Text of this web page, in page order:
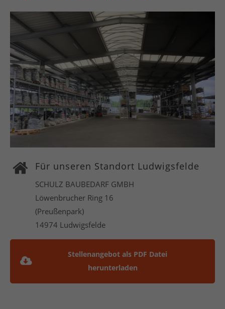
Für unseren Standort Ludwigsfelde
SCHULZ BAUBEDARF GMBH
Löwenbrucher Ring 16
(Preußenpark)
14974 Ludwigsfelde
Stellenangebot als PDF Datei
herunterladen